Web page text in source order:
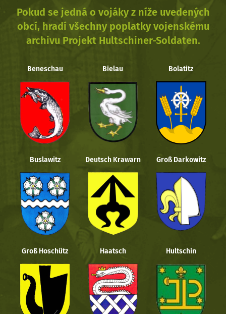
Pokud se jedná o vojáky z níže uvedených
obcí, hradí všechny poplatky vojenskému
archivu Projekt Hultschiner-Soldaten.
Beneschau Bielau Bolatitz
Buslawitz Deutsch Krawarn Groß Darkowitz
Groß Hoschütz Haatsch Hultschin